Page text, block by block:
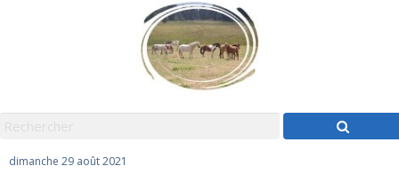
Panier
dimanche 29 août 2021